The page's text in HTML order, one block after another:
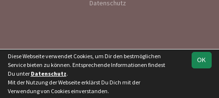
Datenschutz
OK
Diese Webseite verwendet Cookies, um Dir den bestmöglichen
Service bieten zu können. Entsprechende Informationen findest
Du unter Datenschutz.
Mit der Nutzung der Webseite erklärst Du Dich mit der
Verwendung von Cookies einverstanden.